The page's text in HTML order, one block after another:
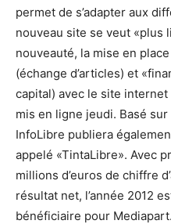
permet de s’adapter aux
nouveau site se veut «plus
nouveauté, la mise en
(échange d’articles) et
capital) avec le site
mis en ligne jeudi. Basé
InfoLibre publiera
appelé «TintaLibre». Avec
millions d’euros de chiffre
résultat net, l’année 2012
bénéficiaire pour